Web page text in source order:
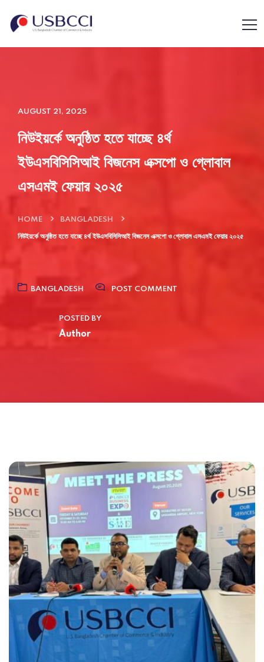
AUGUST 21, 2025
নিউইয়র্কে অনুষ্ঠিত হতে যাচ্ছে ৪র্থ
ইউএসবিসিসিআই বিজনেস এক্সপো ও গ্লোবাল
এসএমই ফেয়ার ২০২৫
HOME BANGLADESH
নিউইয়র্কে অনুষ্ঠিত হতে যাচ্ছে ৪র্থ ইউএসবিসিসিআই বিজনেস এক্সপো ও গ্লোবাল এসএমই ফেয়ার ২০২৫
BANGLADESH POST COMMENT
POSTED BY
Author